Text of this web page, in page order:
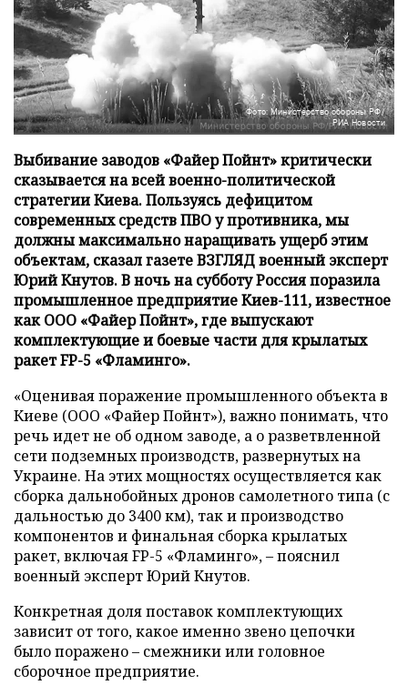
Фото: Министерство обороны РФ/
РИА Новости
Выбивание заводов «Файер Пойнт» критически
сказывается на всей военно-политической
стратегии Киева. Пользуясь дефицитом
современных средств ПВО у противника, мы
должны максимально наращивать ущерб этим
объектам, сказал газете ВЗГЛЯД военный эксперт
Юрий Кнутов. В ночь на субботу Россия поразила
промышленное предприятие Киев-111, известное
как ООО «Файер Пойнт», где выпускают
комплектующие и боевые части для крылатых
ракет FP-5 «Фламинго».
«Оценивая поражение промышленного объекта в
Киеве (ООО «Файер Пойнт»), важно понимать, что
речь идет не об одном заводе, а о разветвленной
сети подземных производств, развернутых на
Украине. На этих мощностях осуществляется как
сборка дальнобойных дронов самолетного типа (с
дальностью до 3400 км), так и производство
компонентов и финальная сборка крылатых
ракет, включая FP-5 «Фламинго», – пояснил
военный эксперт Юрий Кнутов.
Конкретная доля поставок комплектующих
зависит от того, какое именно звено цепочки
было поражено – смежники или головное
сборочное предприятие.